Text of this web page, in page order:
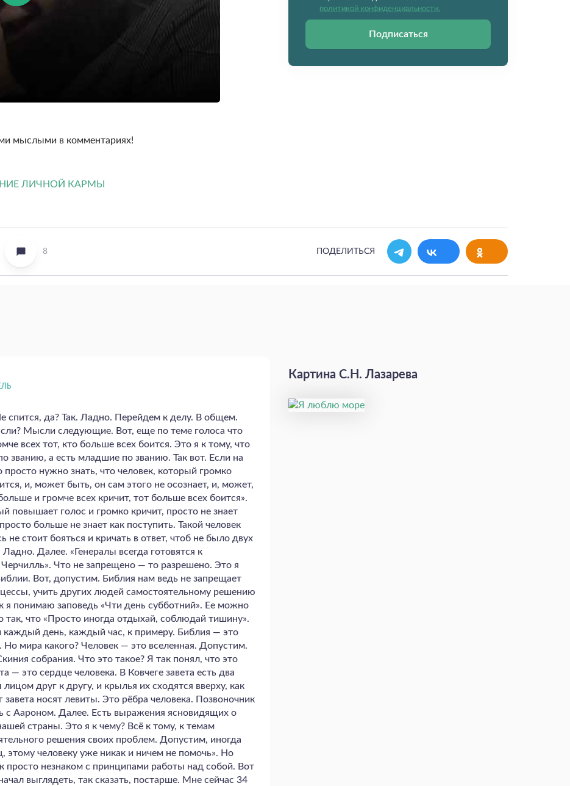
мыслыми в комментариях!
политикой конфиденциальности.
Подписаться
8 ПОДЕЛИТЬСЯ
спится, да? Так. Ладно. Перейдем к делу. В общем.
Мысли следующие. Вот, еще по теме голоса что
всех тот, кто больше всех боится. Это я к тому, что
званию, а есть младшие по званию. Так вот. Если на
нужно знать, что человек, который громко
и, может быть, он сам этого не осознает, и, может,
и громче всех кричит, тот больше всех боится».
повышает голос и громко кричит, просто не знает
больше не знает как поступить. Такой человек
не стоит бояться и кричать в ответ, чтоб не было двух
Далее. «Генералы всегда готовятся к
Что не запрещено — то разрешено. Это я
Вот, допустим. Библия нам ведь не запрещает
учить других людей самостоятельному решению
я понимаю заповедь «Чти день субботний». Ее можно
что «Просто иногда отдыхай, соблюдай тишину».
каждый день, каждый час, к примеру. Библия — это
мира какого? Человек — это вселенная. Допустим.
собрания. Что это такое? Я так понял, что это
— это сердце человека. В Ковчеге завета есть два
друг к другу, и крылья их сходятся вверху, как
носят левиты. Это рёбра человека. Позвоночник
с Аароном. Далее. Есть выражения ясновидящих о
страны. Это я к чему? Всё к тому, к темам
решения своих проблем. Допустим, иногда
этому человеку уже никак и ничем не помочь». Но
просто незнаком с принципами работы над собой. Вот
выглядеть, так сказать, постарше. Мне сейчас 34
Картина С.Н. Лазарева